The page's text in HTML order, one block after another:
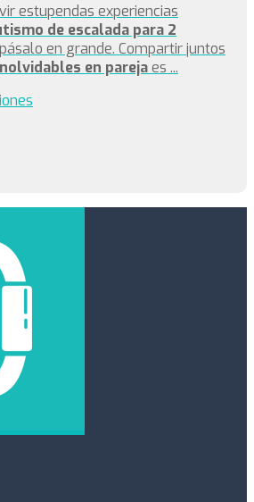
estupendas experiencias
de escalada para 2
en grande. Compartir juntos
en parejaes ...